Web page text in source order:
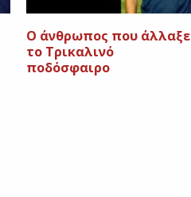
Ο άνθρωπος που άλλαξε
το Τρικαλινό
ποδόσφαιρο